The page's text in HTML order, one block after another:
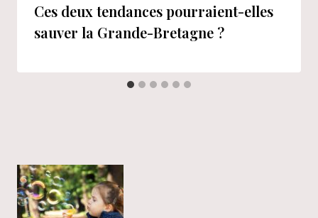
Ces deux tendances pourraient-elles
sauver la Grande-Bretagne ?